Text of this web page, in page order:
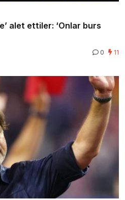
alet ettiler: ‘Onlar burs
0 11